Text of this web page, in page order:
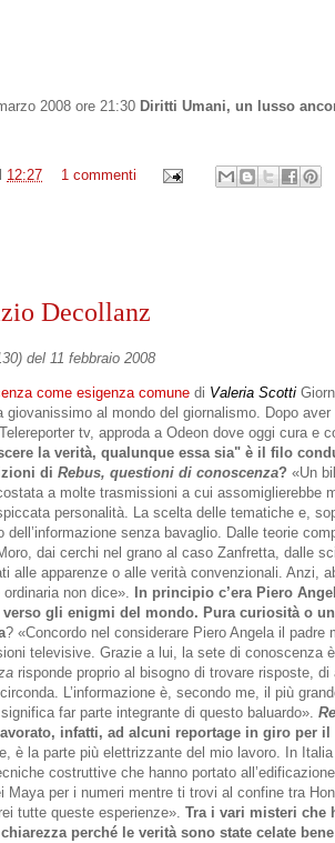
2008 ore 21:30 Diritti Umani, un lusso
12:27
1 commenti
Decollanz
del 11 febbraio 2008
come esigenza comune di Valeria Scotti
giovanissimo al mondo del giornalismo. Dopo
tv, approda a Odeon dove oggi cura e
la verità, qualunque essa sia" è il filo
di Rebus, questioni di conoscenza? «Un
a molte trasmissioni a cui assomiglierebbe
personalità. La scelta delle tematiche e,
dell’informazione senza bavaglio. Dalle teorie
dai cerchi nel grano al caso Zanfretta, dalle
alle apparenze o alle verità convenzionali. Anzi,
non dice».
In principio c’era Piero
verso gli enigmi del mondo. Pura curiosità o
? «Concordo nel considerare Piero Angela il padre
televisive. Grazie a lui, la sete di conoscenza
risponde proprio al bisogno di trovare risposte,
L’informazione è, secondo me, il più
far parte integrante di questo baluardo».
infatti, ad alcuni reportage in giro per il
è la parte più elettrizzante del mio lavoro. In
costruttive che hanno portato
Maya per i numeri mentre ti trovi al confine tra
tutte queste esperienze». Tra i vari misteri che
perché le verità sono state celate